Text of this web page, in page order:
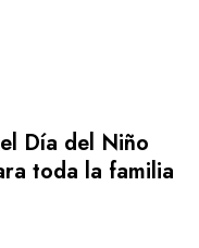
Día del Niño
toda la familia